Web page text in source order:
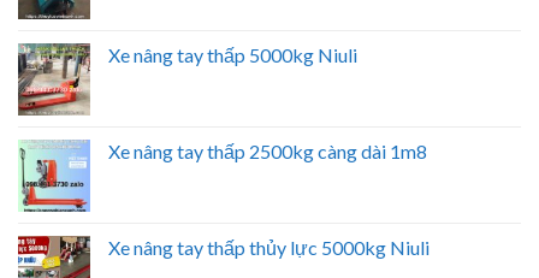
Xe nâng tay thấp 5000kg Niuli
Xe nâng tay thấp 2500kg càng dài 1m8
Xe nâng tay thấp thủy lực 5000kg Niuli